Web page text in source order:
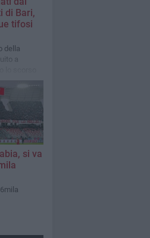
di Bari,
tifosi
della
a
si va